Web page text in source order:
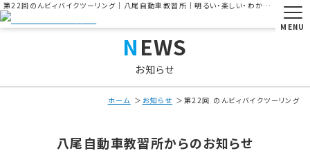
第22回のんビィバイクツーリング｜八尾自動車教習所｜明るい・楽しい・わかりやすい教習所 ｜大阪府八尾市の自動車教習所
MENU
NEWS
お知らせ
ホーム お知らせ 第22回 のんビィバイクツーリング
八尾自動車教習所からのお知らせ